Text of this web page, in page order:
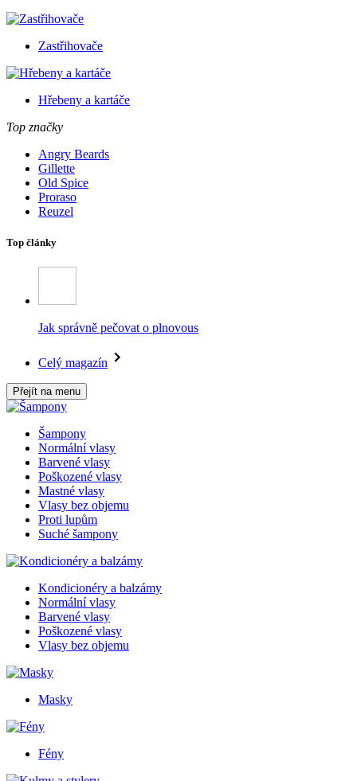
Zastřihovače
Hřebeny a kartáče
Top značky
Angry Beards
Gillette
Old Spice
Proraso
Reuzel
Top články
Jak správně pečovat o plnovous
Celý magazín
Přejít na menu
Šampony
Normální vlasy
Barvené vlasy
Poškozené vlasy
Mastné vlasy
Vlasy bez objemu
Proti lupům
Suché šampony
Kondicionéry a balzámy
Normální vlasy
Barvené vlasy
Poškozené vlasy
Vlasy bez objemu
Masky
Fény